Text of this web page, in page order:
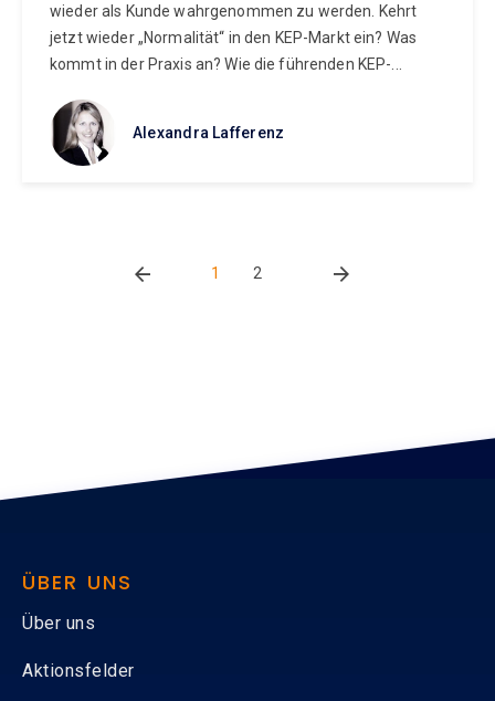
wieder als Kunde wahrgenommen zu werden. Kehrt
jetzt wieder „Normalität“ in den KEP-Markt ein? Was
kommt in der Praxis an? Wie die führenden KEP-...
Alexandra Lafferenz
1 2
ÜBER UNS
Über uns
Aktionsfelder